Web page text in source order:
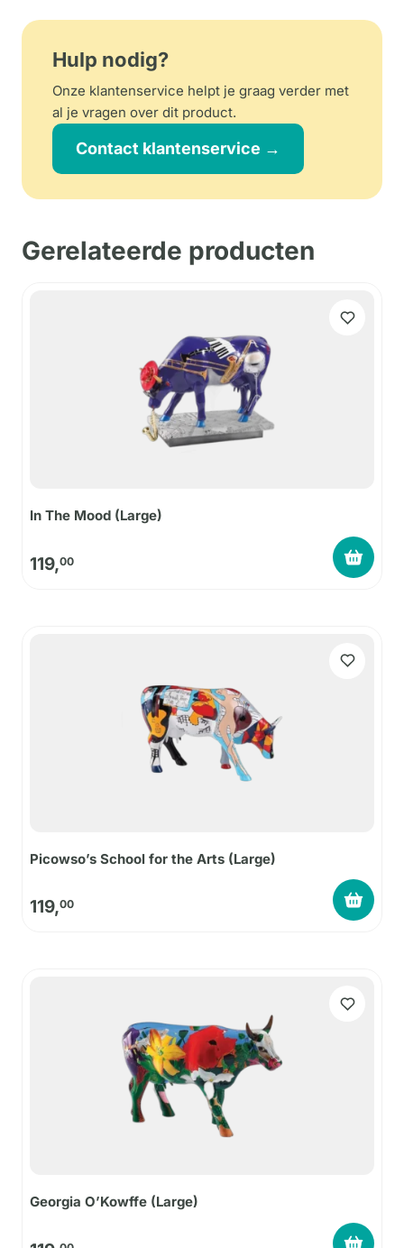
Hulp nodig?
Onze klantenservice helpt je graag verder met
al je vragen over dit product.
Contact klantenservice →
Gerelateerde producten
In The Mood (Large)
119,00
Picowso’s School for the Arts (Large)
119,00
Georgia O’Kowffe (Large)